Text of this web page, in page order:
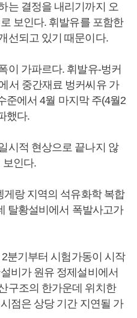
는 결정을 내리기까지 오
보인다. 휘발유를 포함한
선되고 있기 때문이다.
이 가파르다. 휘발유-벙커
서 중간재료 벙커씨유 가
준에서 4월 마지막 주(4월2
했다.
시적 현상으로 끝나지 않
보인다.
랑 지역의 석유화학 복합
탈황설비에서 폭발사고가
분기부터 시험가동이 시작
비가 원유 정제설비에서
구조의 한가운데 위치한
점은 상당 기간 지연될 가